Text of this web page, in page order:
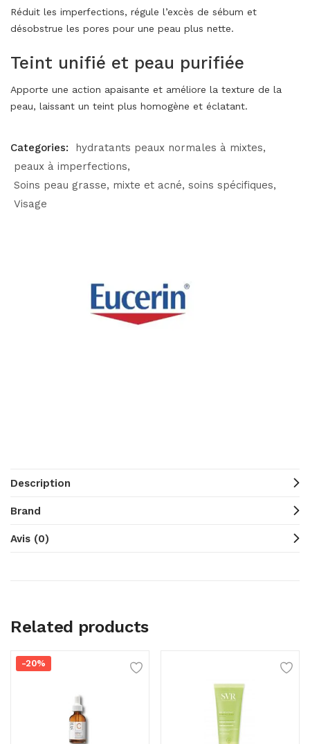
Réduit les imperfections, régule l’excès de sébum et
désobstrue les pores pour une peau plus nette.
Teint unifié et peau purifiée
Apporte une action apaisante et améliore la texture de la
peau, laissant un teint plus homogène et éclatant.
Categories:
hydratants peaux normales à mixtes
peaux à imperfections
Soins peau grasse, mixte et acné soins spécifiques
Visage
Description
Brand
Avis (0)
Related products
-20%